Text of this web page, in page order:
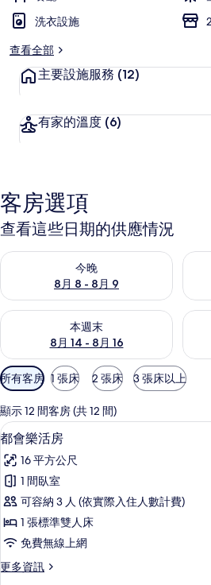
洗衣設施
查看全部
主要設施服務 (12)
有家的溫度 (6)
客房選項
查看這些日期的供應情況
今晚
8月 8 - 8月 9
查看今晚 (8月 8 - 8月 9) 的供應情況查
本週末
8月 14 - 8月 16
查看本週末 (8月 14 - 8月 16) 的供應情況
查
可
用
的
客
房
篩
選
條
所有客房 1 張床 2 張床 3 張床以上
顯示 12 間客房 (共 12 間)
顯
示
都
會
樂
活
的
都會
5
都會樂活房
16 平方公尺
1 間臥室
可容納 3 人 (依實際入住人數計費)
1 張標準雙人床
免費無線上網
更多資訊
更